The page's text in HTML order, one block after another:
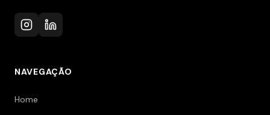
NAVEGAÇÃO
Home